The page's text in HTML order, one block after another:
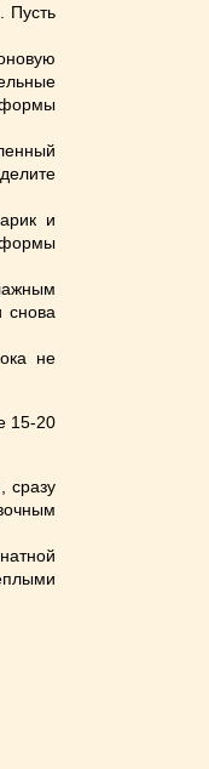
Пусть
и
снова
не
15-20
сразу